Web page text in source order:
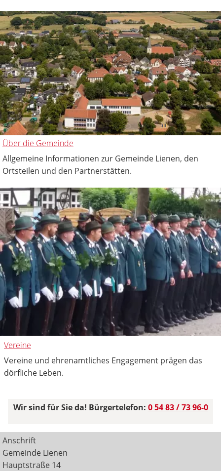
Über die Gemeinde
Allgemeine Informationen zur Gemeinde Lienen, den
Ortsteilen und den Partnerstätten.
Vereine
Vereine und ehrenamtliches Engagement prägen das
dörfliche Leben.
Wir sind für Sie da! Bürgertelefon: 0 54 83 / 73 96-0
Anschrift
Gemeinde Lienen
Hauptstraße 14